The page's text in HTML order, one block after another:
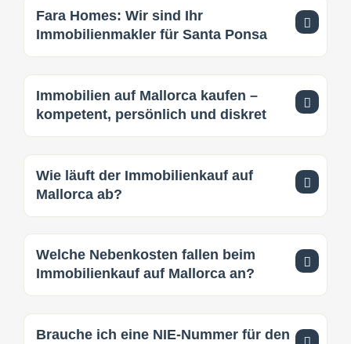
Fara Homes: Wir sind Ihr
Immobilienmakler für Santa Ponsa
Immobilien auf Mallorca kaufen –
kompetent, persönlich und diskret
Wie läuft der Immobilienkauf auf
Mallorca ab?
Welche Nebenkosten fallen beim
Immobilienkauf auf Mallorca an?
Brauche ich eine NIE-Nummer für den